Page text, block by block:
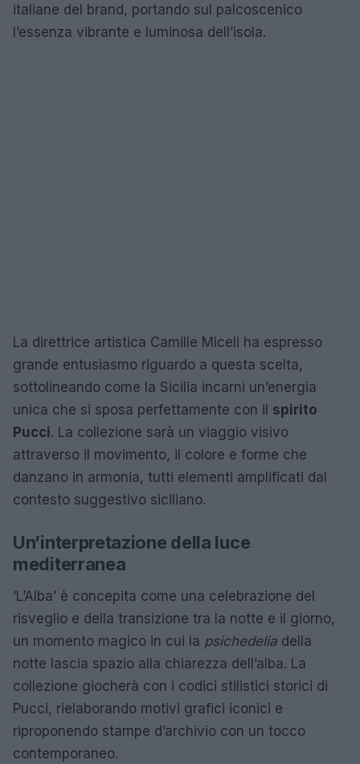
italiane del brand, portando sul palcoscenico
l’essenza vibrante e luminosa dell’isola.
La direttrice artistica Camille Miceli ha espresso
grande entusiasmo riguardo a questa scelta,
sottolineando come la Sicilia incarni un’energia
unica che si sposa perfettamente con il spirito
Pucci. La collezione sarà un viaggio visivo
attraverso il movimento, il colore e forme che
danzano in armonia, tutti elementi amplificati dal
contesto suggestivo siciliano.
Un’interpretazione della luce
mediterranea
‘L’Alba’ è concepita come una celebrazione del
risveglio e della transizione tra la notte e il giorno,
un momento magico in cui la psichedelia della
notte lascia spazio alla chiarezza dell’alba. La
collezione giocherà con i codici stilistici storici di
Pucci, rielaborando motivi grafici iconici e
riproponendo stampe d’archivio con un tocco
contemporaneo.